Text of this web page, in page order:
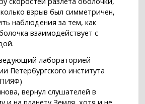
взрыв был симметричен,
наблюдения за тем, как
взаимодействует с
лабораторией
Петербургского института
вернул слушателей в
и на планету Земля, хотя и не